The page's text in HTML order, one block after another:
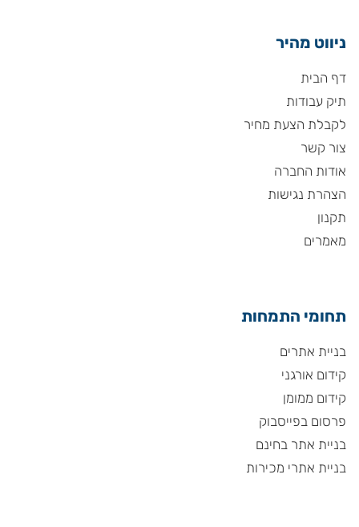
ניווט מהיר
דף הבית
תיק עבודות
לקבלת הצעת מחיר
צור קשר
אודות החברה
הצהרת נגישות
תקנון
מאמרים
תחומי התמחות
בניית אתרים
קידום אורגני
קידום ממומן
פרסום בפייסבוק
בניית אתר בחינם
בניית אתרי מכירות